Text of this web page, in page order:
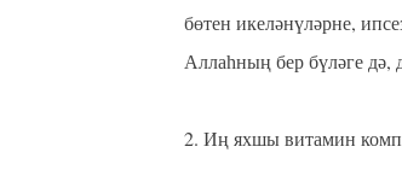
бөтен икеләнүләрне,
Аллаһның бер бүләге дә,
2. Иң яхшы витамин